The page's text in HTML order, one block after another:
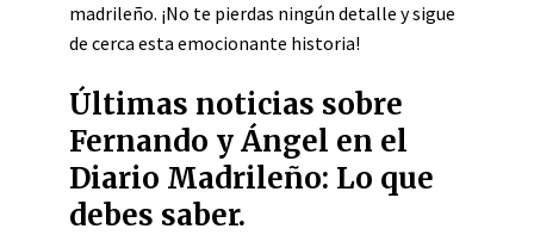
madrileño. ¡No te pierdas ningún detalle y sigue
de cerca esta emocionante historia!
Últimas noticias sobre
Fernando y Ángel en el
Diario Madrileño: Lo que
debes saber.